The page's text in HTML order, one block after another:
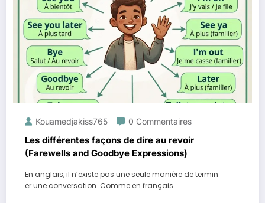
Kouamedjakiss765 0 Commentaires
Les différentes façons de dire au revoir
(Farewells and Goodbye Expressions)
En anglais, il n’existe pas une seule manière de termin
er une conversation. Comme en français…